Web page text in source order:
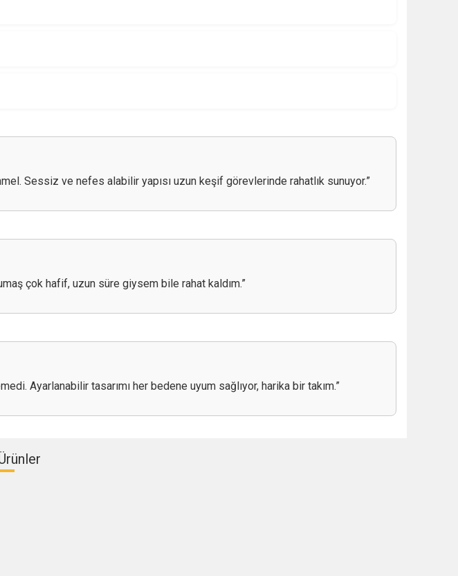
Sessiz ve nefes alabilir yapısı uzun keşif görevlerinde rahatlık sunuyor.”
çok hafif, uzun süre giysem bile rahat kaldım.”
Ayarlanabilir tasarımı her bedene uyum sağlıyor, harika bir takım.”